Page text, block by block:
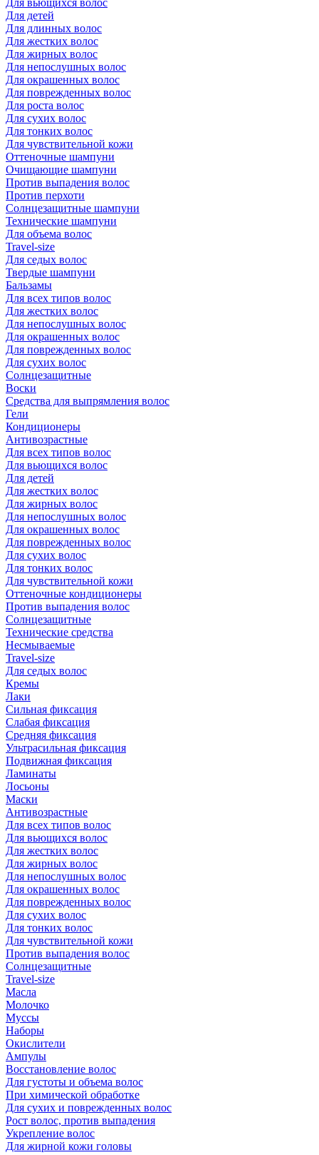
Для вьющихся волос
Для детей
Для длинных волос
Для жестких волос
Для жирных волос
Для непослушных волос
Для окрашенных волос
Для поврежденных волос
Для роста волос
Для сухих волос
Для тонких волос
Для чувствительной кожи
Оттеночные шампуни
Очищающие шампуни
Против выпадения волос
Против перхоти
Солнцезащитные шампуни
Технические шампуни
Для объема волос
Travel-size
Для седых волос
Твердые шампуни
Бальзамы
Для всех типов волос
Для жестких волос
Для непослушных волос
Для окрашенных волос
Для поврежденных волос
Для сухих волос
Солнцезащитные
Воски
Средства для выпрямления волос
Гели
Кондиционеры
Антивозрастные
Для всех типов волос
Для вьющихся волос
Для детей
Для жестких волос
Для жирных волос
Для непослушных волос
Для окрашенных волос
Для поврежденных волос
Для сухих волос
Для тонких волос
Для чувствительной кожи
Оттеночные кондиционеры
Против выпадения волос
Солнцезащитные
Технические средства
Несмываемые
Travel-size
Для седых волос
Кремы
Лаки
Сильная фиксация
Слабая фиксация
Средняя фиксация
Ультрасильная фиксация
Подвижная фиксация
Ламинаты
Лосьоны
Маски
Антивозрастные
Для всех типов волос
Для вьющихся волос
Для жестких волос
Для жирных волос
Для непослушных волос
Для окрашенных волос
Для поврежденных волос
Для сухих волос
Для тонких волос
Для чувствительной кожи
Против выпадения волос
Солнцезащитные
Travel-size
Масла
Молочко
Муссы
Наборы
Окислители
Ампулы
Восстановление волос
Для густоты и объема волос
При химической обработке
Для сухих и поврежденных волос
Рост волос, против выпадения
Укрепление волос
Для жирной кожи головы